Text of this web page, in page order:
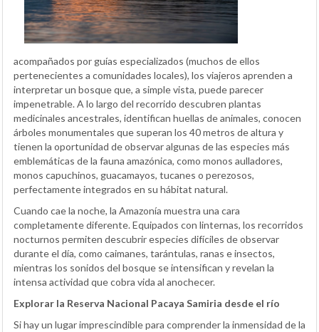
acompañados por guías especializados (muchos de ellos
pertenecientes a comunidades locales), los viajeros aprenden a
interpretar un bosque que, a simple vista, puede parecer
impenetrable. A lo largo del recorrido descubren plantas
medicinales ancestrales, identifican huellas de animales, conocen
árboles monumentales que superan los 40 metros de altura y
tienen la oportunidad de observar algunas de las especies más
emblemáticas de la fauna amazónica, como monos aulladores,
monos capuchinos, guacamayos, tucanes o perezosos,
perfectamente integrados en su hábitat natural.
Cuando cae la noche, la Amazonía muestra una cara
completamente diferente. Equipados con linternas, los recorridos
nocturnos permiten descubrir especies difíciles de observar
durante el día, como caimanes, tarántulas, ranas e insectos,
mientras los sonidos del bosque se intensifican y revelan la
intensa actividad que cobra vida al anochecer.
Explorar la Reserva Nacional Pacaya Samiria desde el río
Si hay un lugar imprescindible para comprender la inmensidad de la